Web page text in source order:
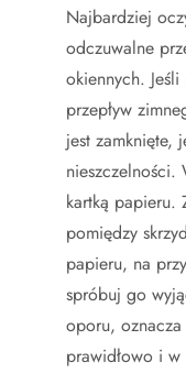
Najbardziej
odczuwalne
okiennych.
przepływ
jest zamknięte,
nieszczelności.
kartką papieru.
pomiędzy
papieru, na
spróbuj go
oporu,
prawidłowo i w